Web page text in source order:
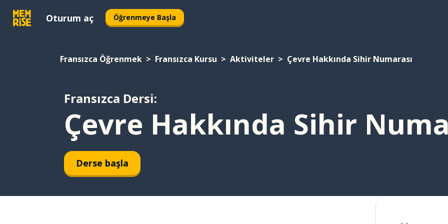
Oturum aç Öğrenmeye Başla
Fransızca Öğrenmek Fransızca Kursu Aktiviteler Çevre Hakkında Sihir Numarası
Fransızca Dersi:
Çevre Hakkında Sihir
Derse başla